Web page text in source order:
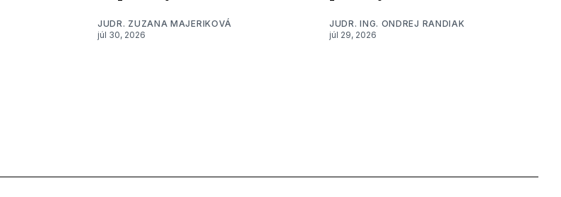
JUDR. ZUZANA MAJERIKOVÁ
júl 30, 2026
JUDR. ING. ONDREJ RANDIAK
júl 29, 2026